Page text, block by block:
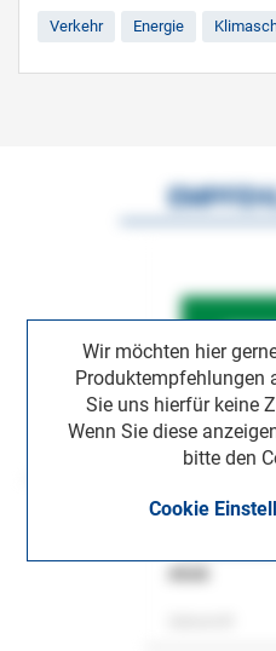
Verkehr Energie
Wir möchten hier
Produktempfehlungen
Sie uns hierfür keine
Wenn Sie diese
bitte den
Cookie